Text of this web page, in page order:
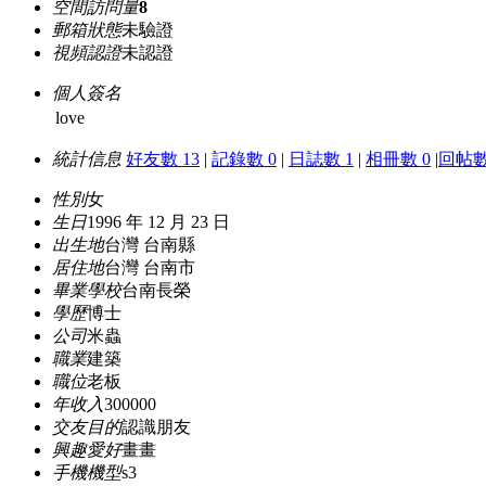
空間訪問量8
郵箱狀態未驗證
視頻認證未認證
個人簽名
love
統計信息 好友數 13 | 記錄數 0 | 日誌數 1 | 相冊數 0 |回帖
性別女
生日1996 年 12 月 23 日
出生地台灣 台南縣
居住地台灣 台南市
畢業學校台南長榮
學歷博士
公司米蟲
職業建築
職位老板
年收入300000
交友目的認識朋友
興趣愛好畫畫
手機機型s3